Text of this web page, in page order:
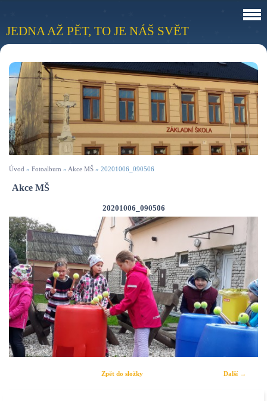
JEDNA AŽ PĚT, TO JE NÁŠ SVĚT
Úvod » Fotoalbum » Akce MŠ » 20201006_090506
Akce MŠ
20201006_090506
Další →
Zpět do složky